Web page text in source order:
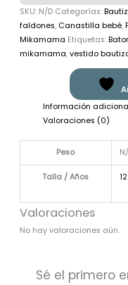
SKU: N/D Categorías:
faldones, Canastilla bebé,
Mikamama Etiquetas:
mikamama, vestido
Información
Valoraciones (0)
Peso
Talla / Años
Valoraciones
No hay valoraciones aún.
Sé el primero